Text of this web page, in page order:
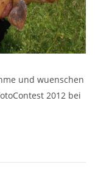
und wuenschen
2012 bei